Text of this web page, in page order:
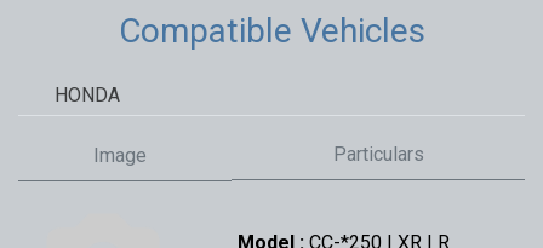
Compatible Vehicles
HONDA
Image Particulars
Model : CC-*250 | XR | R